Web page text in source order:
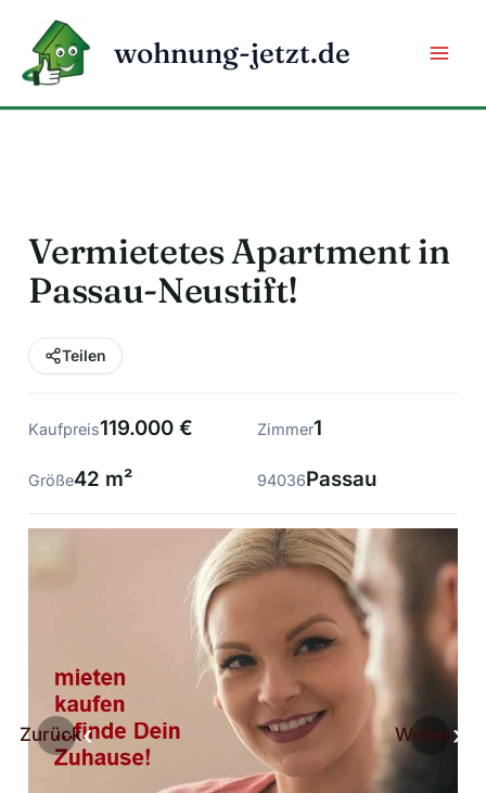
Inhalt
springen
wohnung-jetzt.de
Vermietetes Apartment in
Passau-Neustift!
Teilen
Kaufpreis119.000 € Zimmer1
Größe42 m² 94036Passau
Zurück Weiter